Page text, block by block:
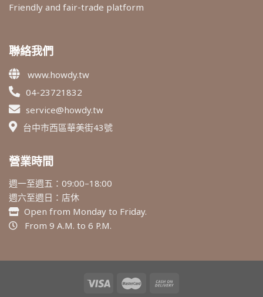
Friendly and fair-trade platform
聯絡我們
www.howdy.tw
04-23721832
service@howdy.tw
台中市西區華美街43號
營業時間
週一至週五：09:00–18:00
週六至週日：店休
Open from Monday to Friday.
From 9 A.M. to 6 P.M.